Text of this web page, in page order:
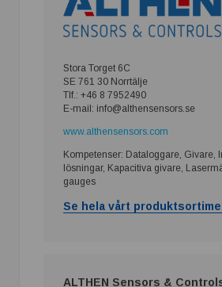
Stora Torget 6C
SE 761 30 Norrtälje
Tlf.: +46 8 7952490
E-mail: info@althensensors.se
www.althensensors.com
Kompetenser: Dataloggare, Givare,
lösningar, Kapacitiva givare,
gauges
Se hela vårt
ALTHEN Sensors &